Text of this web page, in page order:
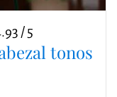
/ 5
tonos